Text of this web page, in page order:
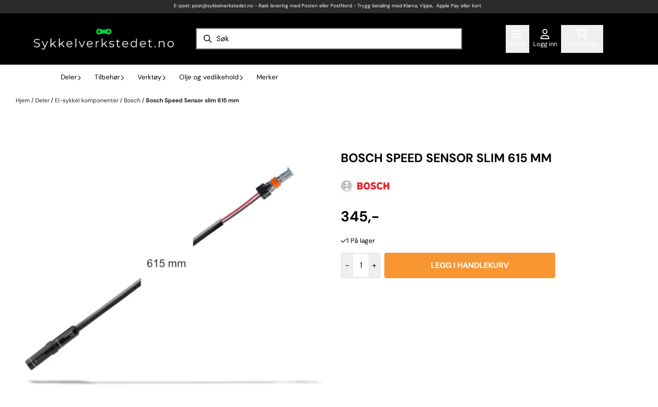
E-post: post@sykkelverkstedet.no - Rask levering med Posten eller PostNord - Trygg betaling med Klarna, Vipps, Apple Pay eller kort
Logg inn
Deler Tilbehør Verktøy Olje og vedlikehold Merker
Hjem / Deler/ El-sykkel komponenter/ Bosch/Bosch Speed Sensor slim 615 mm
BOSCH SPEED SENSOR SLIM 615 MM
345,-
1 På lager
- +